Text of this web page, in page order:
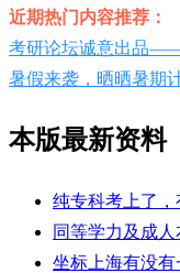
近期热门内容推荐：
考研论坛诚意出品
暑假来袭，晒晒暑期
本版最新资料
纯专科考上了
同等学力及成
坐标上海有没有